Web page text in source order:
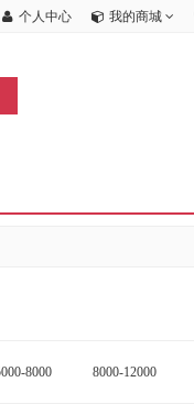
个人中心 我的商城
8000 8000-12000